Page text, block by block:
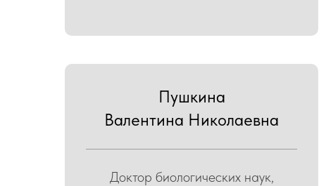
Пушкина
Валентина Николаевна
Доктор биологических наук,